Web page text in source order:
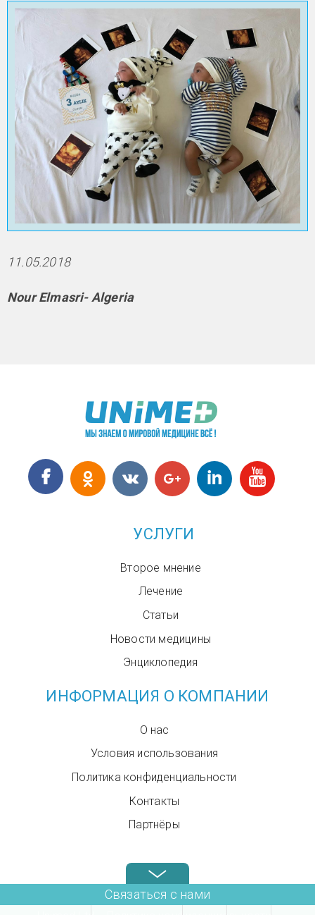
11.05.2018
Nour Elmasri- Algeria
УСЛУГИ
Второе мнение
Лечение
Статьи
Новости медицины
Энциклопедия
ИНФОРМАЦИЯ О КОМПАНИИ
О нас
Условия использования
Политика конфиденциальности
Контакты
Партнёры
Звоните нам в любое время: +972.4.6899580
Связаться с нами